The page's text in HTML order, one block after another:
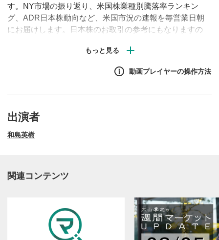
す。NY市場の振り返り、米国株業種別騰落率ランキン
グ、ADR日本株動向など、米国市況の速報を毎営業日朝
にお届けします。日本株のお取引の参考にもなりますの
動画プレイヤーの操作方法
出演者
和島英樹
関連コンテンツ